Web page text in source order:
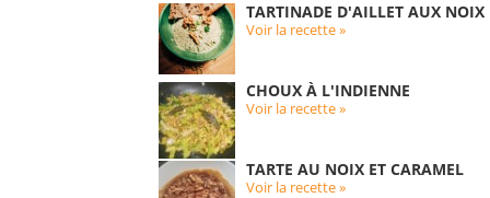
TARTINADE D'AILLET AUX NOIX
Voir la recette »
CHOUX À L'INDIENNE
Voir la recette »
TARTE AU NOIX ET CARAMEL
Voir la recette »